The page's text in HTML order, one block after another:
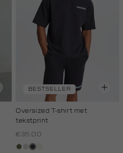
BESTSELLER
Oversized T-shirt met
tekstprint
€35.00
groen,
taupe,
grijs,